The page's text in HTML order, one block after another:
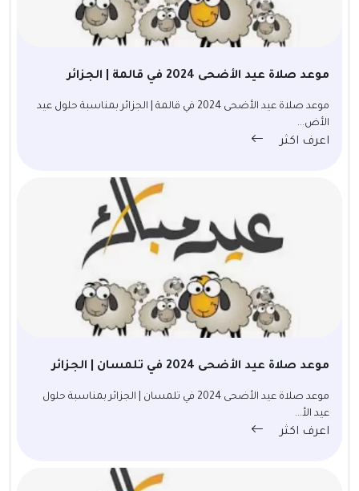
موعد صلاة عيد الأضحى 2024 في قالمة | الجزائر
موعد صلاة عيد الأضحى 2024 في قالمة | الجزائر بمناسبة حلول عيد
الأض...
اعرف اكثر
موعد صلاة عيد الأضحى 2024 في تلمسان | الجزائر
موعد صلاة عيد الأضحى 2024 في تلمسان | الجزائر بمناسبة حلول
عيد الأ...
اعرف اكثر